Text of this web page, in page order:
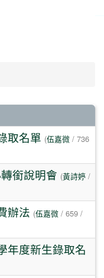
取名單 (伍嘉微 / 736
銜說明會 (黃詩婷 /
辦法 (伍嘉微 / 659 /
年度新生錄取名